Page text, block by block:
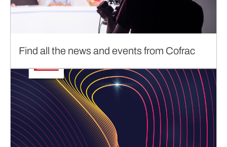
Find all the news and events from Cofrac